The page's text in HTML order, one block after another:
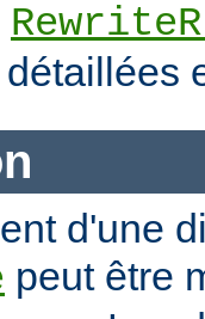
d'une
peut être